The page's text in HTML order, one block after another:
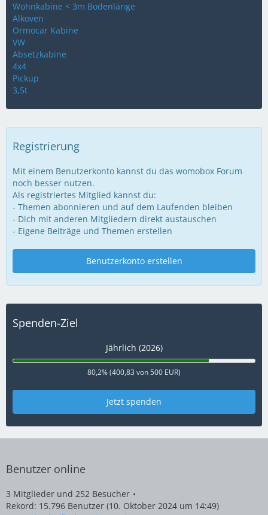
Wohnkabine < 3m Bodenlänge
Alkoven
Ormocar Kabine
VW
Absetzkabine
4x4
Pickup
3,5t
Registrierung
Mit einem Benutzerkonto kannst du das womobox Forum
noch besser nutzen.
Als registriertes Mitglied kannst du:
- Themen abonnieren und auf dem Laufenden bleiben
- Dich mit anderen Mitgliedern direkt austauschen
- Eigene Beiträge und Themen erstellen
Benutzerkonto erstellen
Spenden-Ziel
Jährlich (2026)
80,2% (400,83 von 500 EUR)
Jetzt spenden
Benutzer online
3 Mitglieder und 252 Besucher
Rekord: 15.796 Benutzer (10. Oktober 2024 um 14:49)